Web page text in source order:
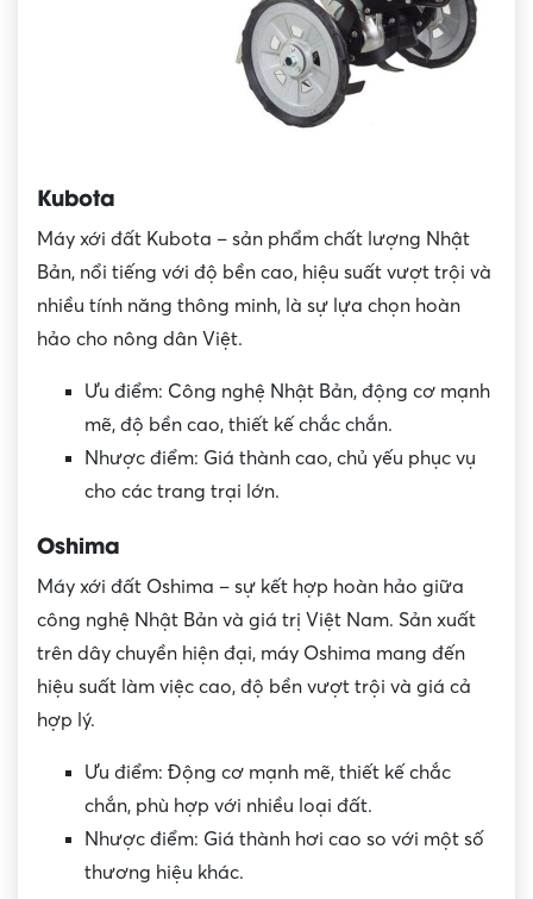
Kubota
Máy xới đất Kubota – sản phẩm chất lượng Nhật
Bản, nổi tiếng với độ bền cao, hiệu suất vượt trội và
nhiều tính năng thông minh, là sự lựa chọn hoàn
hảo cho nông dân Việt.
Ưu điểm: Công nghệ Nhật Bản, động cơ mạnh
mẽ, độ bền cao, thiết kế chắc chắn.
Nhược điểm: Giá thành cao, chủ yếu phục vụ
cho các trang trại lớn.
Oshima
Máy xới đất Oshima – sự kết hợp hoàn hảo giữa
công nghệ Nhật Bản và giá trị Việt Nam. Sản xuất
trên dây chuyền hiện đại, máy Oshima mang đến
hiệu suất làm việc cao, độ bền vượt trội và giá cả
hợp lý.
Ưu điểm: Động cơ mạnh mẽ, thiết kế chắc
chắn, phù hợp với nhiều loại đất.
Nhược điểm: Giá thành hơi cao so với một số
thương hiệu khác.